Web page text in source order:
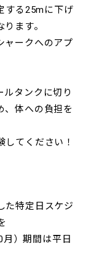
する25mに下げ
ます。
ャークへのアプ
ルタンクに切り
、体への負担を
てください！
た特定日スケジ
）期間は平日